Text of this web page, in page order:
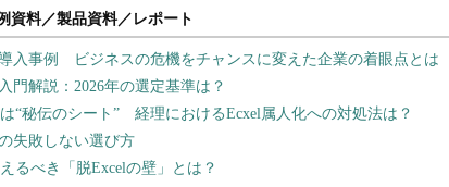
資料／製品資料／レポート
導入事例 ビジネスの危機をチャンスに変えた企業の着眼点とは
門解説：2026年の選定基準は？
“秘伝のシート” 経理におけるEcxel属人化への対処法は？
失敗しない選び方
るべき「脱Excelの壁」とは？